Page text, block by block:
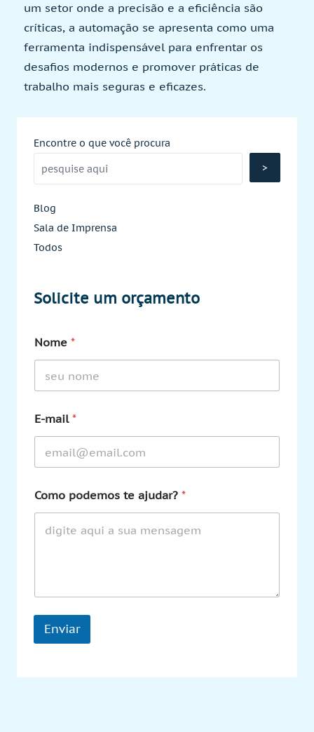
um setor onde a precisão e a eficiência são
críticas, a automação se apresenta como uma
ferramenta indispensável para enfrentar os
desafios modernos e promover práticas de
trabalho mais seguras e eficazes.
Encontre o que você procura
>
Blog
Sala de Imprensa
Todos
Solicite um orçamento
Nome *
E-mail *
Como podemos te ajudar? *
Enviar